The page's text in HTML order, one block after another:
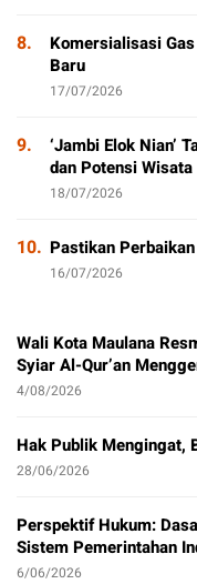
8.
Komersialisasi
Baru
17/07/2026
9.
‘Jambi Elok Nian’
dan Potensi Wisata
18/07/2026
10. Pastikan
16/07/2026
Wali Kota Maulana
Syiar Al-Qur’an
4/08/2026
Hak Publik Mengingat,
28/06/2026
Perspektif Hukum:
Sistem Pemerintahan
6/06/2026